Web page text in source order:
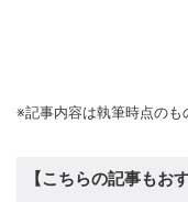
※記事内容は執筆時点のも
【こちらの記事もお